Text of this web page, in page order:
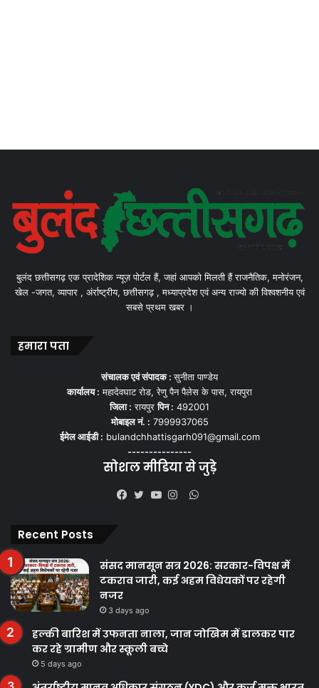
बुलंद छत्तीसगढ़ एक प्रादेशिक न्यूज़ पोर्टल हैं, जहां आपको मिलती हैं राजनैतिक, मनोरंजन,
खेल -जगत, व्यापार , अंर्राष्ट्रीय, छत्तीसगढ़ , मध्याप्रदेश एवं अन्य राज्यो की विश्वशनीय एवं
सबसे प्रथम खबर ।
हमारा पता
संचालक एवं संपादक :सुनीता पाण्डेय
कार्यालय : महादेवघाट रोड, रेणु पैन पैलेस के पास, रायपुरा
जिला : रायपुरपिन : 492001
मोबाइल नं. : 7999937065
ईमेल आईडी : bulandchhattisgarh091@gmail.com
---------------
सोशल मीडिया से जुड़े
WhatsApp
Recent Posts
संसद मानसून सत्र 2026: सरकार-विपक्ष में
टकराव जारी, कई अहम विधेयकों पर रहेगी
नजर
3 days ago
हल्की बारिश में उफनता नाला, जान जोखिम में डालकर पार
कर रहे ग्रामीण और स्कूली बच्चे
5 days ago